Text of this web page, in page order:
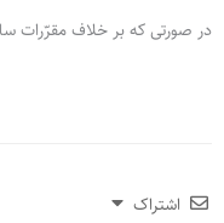
در صورتی که بر خلاف مقرّرات سازمان بهشت
اشتراک